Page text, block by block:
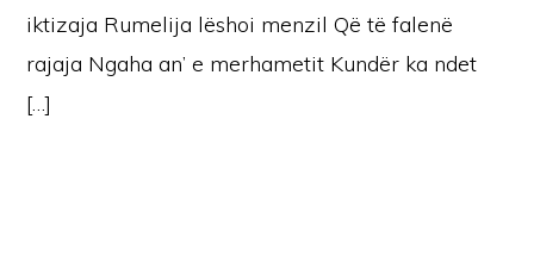
iktizaja Rumelija lëshoi menzil Që të falenë
rajaja Ngaha an’ e merhametit Kundër ka ndet
[…]